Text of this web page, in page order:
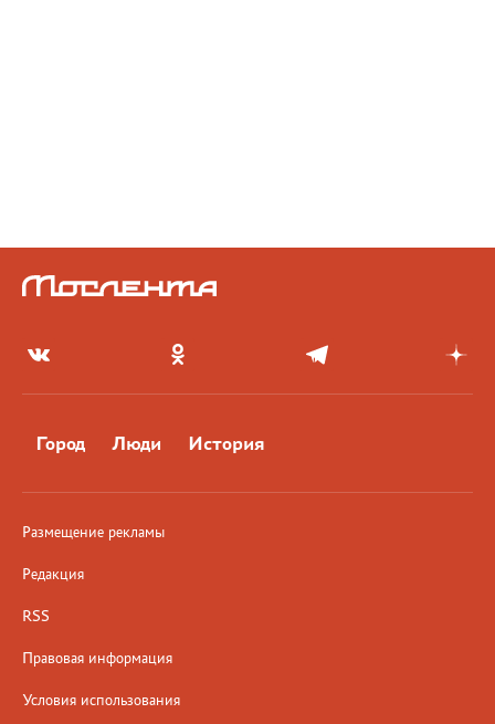
Город Люди История
Размещение рекламы
Редакция
RSS
Правовая информация
Условия использования